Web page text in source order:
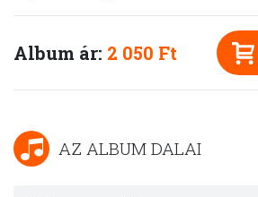
Album ár: 2 050 Ft
AZ ALBUM DALAI